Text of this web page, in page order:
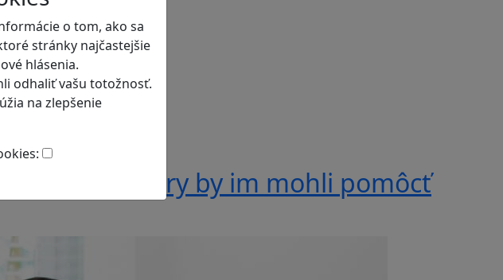
o tom, ako sa
stránky najčastejšie
hlásenia.
odhaliť vašu totožnosť.
na zlepšenie
Tieto hry by im mohli pomôcť